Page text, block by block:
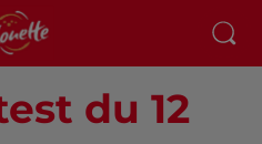
du 12